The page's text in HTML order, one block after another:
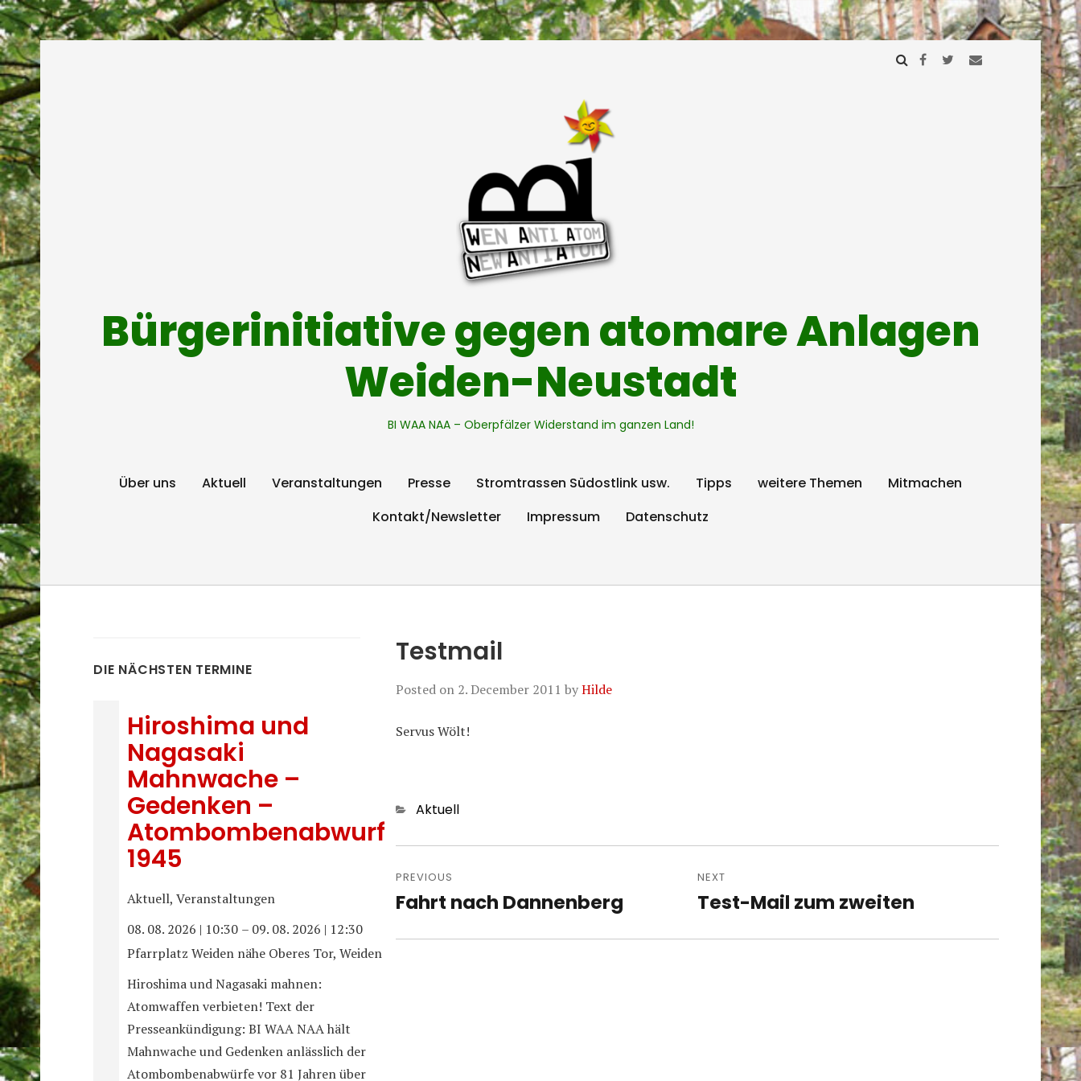
Bürgerinitiative gegen atomare Anlagen
Weiden-Neustadt
BI WAA NAA – Oberpfälzer Widerstand im ganzen Land!
Über uns Aktuell Veranstaltungen Presse Stromtrassen Südostlink usw. Tipps weitere Themen
Mitmachen
Kontakt/Newsletter
Impressum Datenschutz
Testmail
Posted on 2. December 2011 byHilde
Servus Wölt!
Categories
Aktuell
Post
navigation
PREVIOUS
Previous
Fahrt nach Dannenberg
NEXT
Next
Test-Mail zum zweiten
DIE NÄCHSTEN TERMINE
Hiroshima und
Nagasaki
Mahnwache –
Gedenken –
Atombombenabwurf
1945
Aktuell, Veranstaltungen
08. 08. 2026 | 10:30 – 09. 08. 2026 | 12:30
Pfarrplatz Weiden nähe Oberes Tor, Weiden
Hiroshima und Nagasaki mahnen:
Atomwaffen verbieten! Text der
Presseankündigung: BI WAA NAA hält
Mahnwache und Gedenken anlässlich der
Atombombenabwürfe vor 81 Jahren über